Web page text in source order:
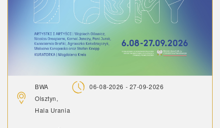
BWA
Olsztyn,
Hala Urania
06-08-2026 - 27-09-2026